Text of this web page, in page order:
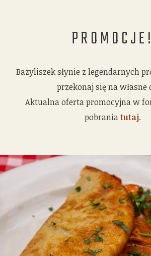
PROMOCJE!
Bazyliszek słynie z legendarnych
przekonaj się na własne
Aktualna oferta promocyjna w
pobraniatutaj.